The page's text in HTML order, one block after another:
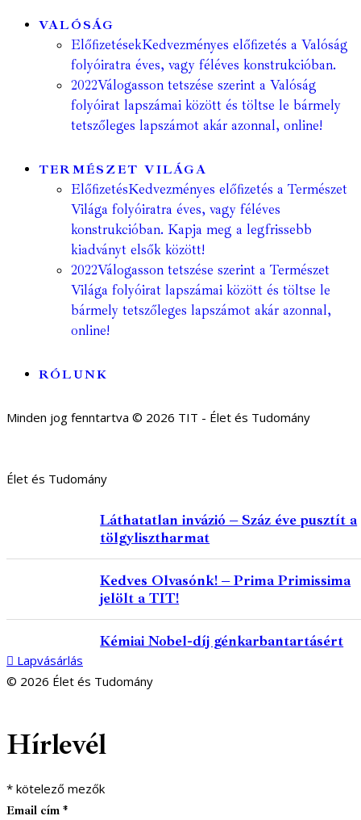
VALÓSÁG
ElőfizetésekKedvezményes előfizetés a Valóság
folyóiratra éves, vagy féléves konstrukcióban.
2022Válogasson tetszése szerint a Valóság
folyóirat lapszámai között és töltse le bármely
tetszőleges lapszámot akár azonnal, online!
TERMÉSZET VILÁGA
ElőfizetésKedvezményes előfizetés a Természet
Világa folyóiratra éves, vagy féléves
konstrukcióban. Kapja meg a legfrissebb
kiadványt elsők között!
2022Válogasson tetszése szerint a Természet
Világa folyóirat lapszámai között és töltse le
bármely tetszőleges lapszámot akár azonnal,
online!
RÓLUNK
Minden jog fenntartva © 2026 TIT - Élet és Tudomány
Élet és Tudomány
Láthatatlan invázió – Száz éve pusztít a
tölgylisztharmat
Kedves Olvasónk! – Prima Primissima
jelölt a TIT!
Kémiai Nobel-díj génkarbantartásért
Lapvásárlás
© 2026 Élet és Tudomány
Hírlevél
* kötelező mezők
Email cím *